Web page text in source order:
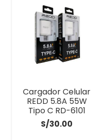
Cargador Celular
REDD 5.8A 55W
Tipo C RD-6101
S/30.00